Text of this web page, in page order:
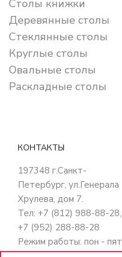
Столы книжки
Деревянные столы
Стеклянные столы
Круглые столы
Овальные столы
Раскладные столы
КОНТАКТЫ
197348 г.Санкт-
Петербург, ул.Генерала
Хрулева, дом 7.
Тел: +7 (812) 988-88-28,
+7 (952) 288-88-28
Режим работы: пон - пят